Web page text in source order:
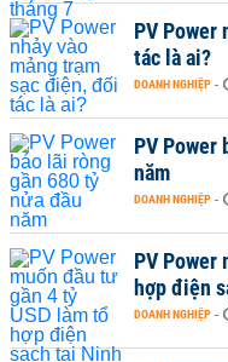
PV Power
tác là ai?
DOANH NGHIỆP -
PV Power
năm
DOANH NGHIỆP -
PV Power
hợp điện
DOANH NGHIỆP -